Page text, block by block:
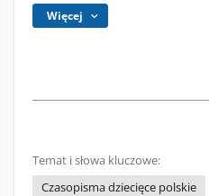
Więcej
Temat i słowa kluczowe:
Czasopisma dziecięce polskie